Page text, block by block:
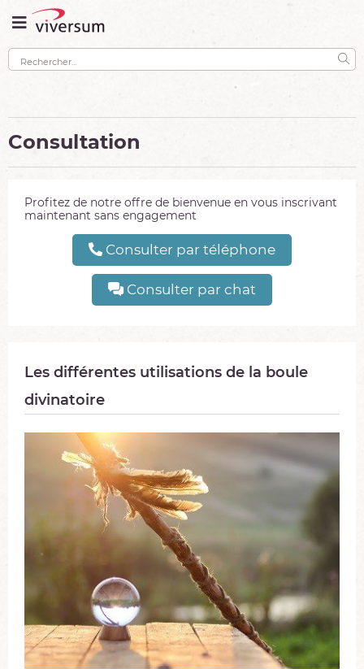
Consultation
Profitez de notre offre de bienvenue en vous inscrivant
maintenant sans engagement
Consulter par téléphone
Consulter par chat
Les différentes utilisations de la boule
divinatoire